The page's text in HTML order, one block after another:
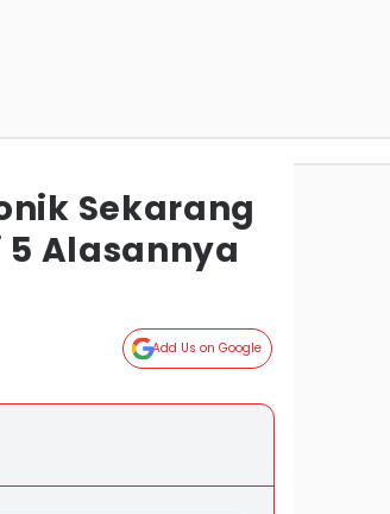
Sekarang
5 Alasannya
Add Us on Google